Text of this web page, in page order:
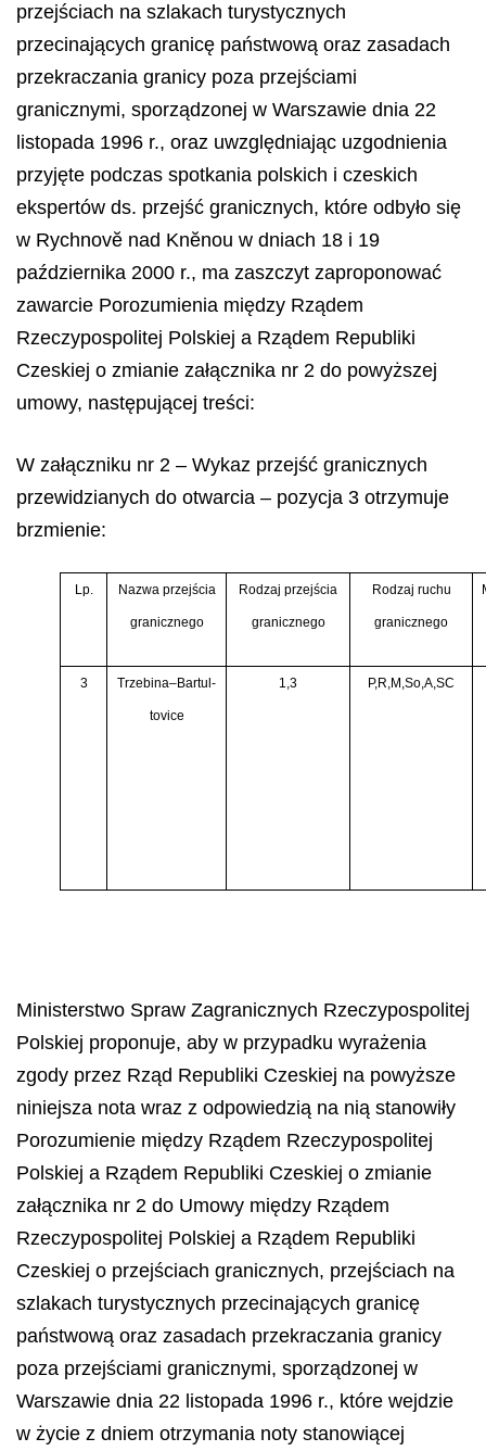
przejściach na szlakach turystycznych
przecinających granicę państwową oraz zasadach
przekraczania granicy poza przejściami
granicznymi, sporządzonej w Warszawie dnia 22
listopada 1996 r., oraz uwzględniając uzgodnienia
przyjęte podczas spotkania polskich i czeskich
ekspertów ds. przejść granicznych, które odbyło się
w Rychnovĕ nad Knĕnou w dniach 18 i 19
października 2000 r., ma zaszczyt zaproponować
zawarcie Porozumienia między Rządem
Rzeczypospolitej Polskiej a Rządem Republiki
Czeskiej o zmianie załącznika nr 2 do powyższej
umowy, następującej treści:
W załączniku nr 2 – Wykaz przejść granicznych
przewidzianych do otwarcia – pozycja 3 otrzymuje
brzmienie:
Lp. Nazwa przejścia
granicznego
Rodzaj przejścia
granicznego
Rodzaj ruchu
granicznego
3 Trzebina–Bartul-
tovice
1,3 P,R,M,So,A,SC
Ministerstwo Spraw Zagranicznych Rzeczypospolitej
Polskiej proponuje, aby w przypadku wyrażenia
zgody przez Rząd Republiki Czeskiej na powyższe
niniejsza nota wraz z odpowiedzią na nią stanowiły
Porozumienie między Rządem Rzeczypospolitej
Polskiej a Rządem Republiki Czeskiej o zmianie
załącznika nr 2 do Umowy między Rządem
Rzeczypospolitej Polskiej a Rządem Republiki
Czeskiej o przejściach granicznych, przejściach na
szlakach turystycznych przecinających granicę
państwową oraz zasadach przekraczania granicy
poza przejściami granicznymi, sporządzonej w
Warszawie dnia 22 listopada 1996 r., które wejdzie
w życie z dniem otrzymania noty stanowiącej